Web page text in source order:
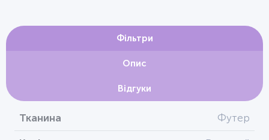
Фільтри
Опис
Відгуки
Тканина Футер